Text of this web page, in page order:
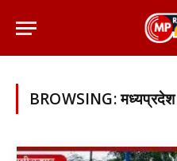
BROWSING:मध्यप्रदेश